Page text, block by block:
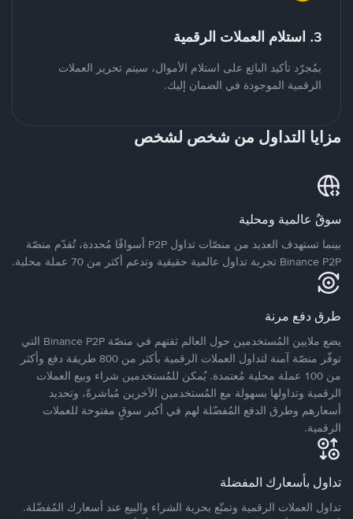
3. استلام العملات الرقمية
بمُجرّد تأكيد البائع على استلام الأموال، سيتم تحرير العملات
الرقمية الموجودة في الضمان إليك.
مزايا التداول من شخص لشخص
سوقٌ عالمية ومحلية
بينما تستهدف العديد من منصّات تداول P2P أسواقًا مُحددة، تُقدّم منصّة
Binance P2P تجربة تداول عالمية حقيقية وتدعم أكثر من 70 عملة محلية.
طرق دفع مرنة
يضع ملايين المُستخدمين حول العالم ثقتهم في منصّة Binance P2P التي
توفّر منصّة آمنة لتداول العملات الرقمية بأكثر من 800 طريقة دفع وأكثر
من 100 عملة محلية مُعتمدة. يُمكن للمُستخدمين شراء وبيع العملات
الرقمية وتداولها بسهولة مع المُستخدمين الآخرين مُباشرةً، وتحديد
أسعارهم وطرق الدفع المُفضّلة لهم في أكبر سوقٍ مفتوحة للعملات
الرقمية.
تداول بأسعارك المفضلة
تداول العملات الرقمية وتمتّع بحرية الشراء والبيع عند أسعارك المُفضّلة.